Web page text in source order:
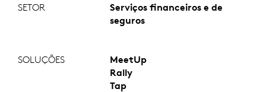
SETOR
Serviços financeiros e de
seguros
SOLUÇÕES
MeetUp
Rally
Tap